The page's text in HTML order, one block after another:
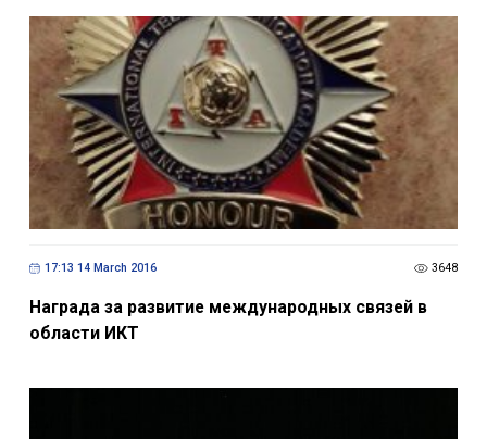
17:13 14 March 2016 3648
Награда за развитие международных связей в
области ИКТ